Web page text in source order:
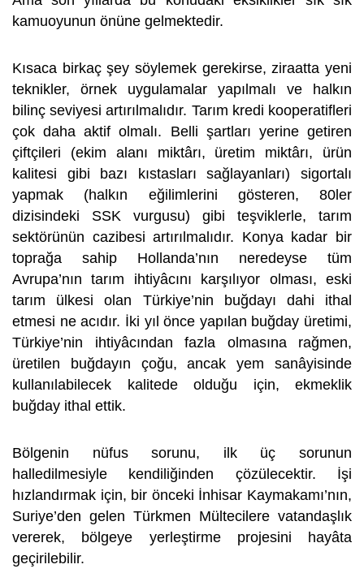
kamuoyunun önüne gelmektedir.
Kısaca birkaç şey söylemek gerekirse, ziraatta yeni
teknikler, örnek uygulamalar yapılmalı ve halkın
bilinç seviyesi artırılmalıdır. Tarım kredi kooperatifleri
çok daha aktif olmalı. Belli şartları yerine getiren
çiftçileri (ekim alanı miktârı, üretim miktârı, ürün
kalitesi gibi bazı kıstasları sağlayanları) sigortalı
yapmak (halkın eğilimlerini gösteren, 80ler
dizisindeki SSK vurgusu) gibi teşviklerle, tarım
sektörünün cazibesi artırılmalıdır. Konya kadar bir
toprağa sahip Hollanda’nın neredeyse tüm
Avrupa’nın tarım ihtiyâcını karşılıyor olması, eski
tarım ülkesi olan Türkiye’nin buğdayı dahi ithal
etmesi ne acıdır. İki yıl önce yapılan buğday üretimi,
Türkiye’nin ihtiyâcından fazla olmasına rağmen,
üretilen buğdayın çoğu, ancak yem sanâyisinde
kullanılabilecek kalitede olduğu için, ekmeklik
buğday ithal ettik.
Bölgenin nüfus sorunu, ilk üç sorunun
halledilmesiyle kendiliğinden çözülecektir. İşi
hızlandırmak için, bir önceki İnhisar Kaymakamı’nın,
Suriye’den gelen Türkmen Mültecilere vatandaşlık
vererek, bölgeye yerleştirme projesini hayâta
geçirilebilir.